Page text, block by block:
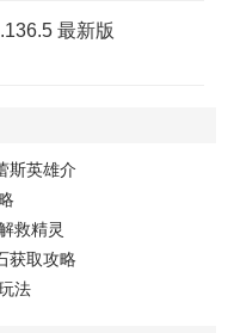
最新版
斯英雄介
救精灵
获取攻略
法